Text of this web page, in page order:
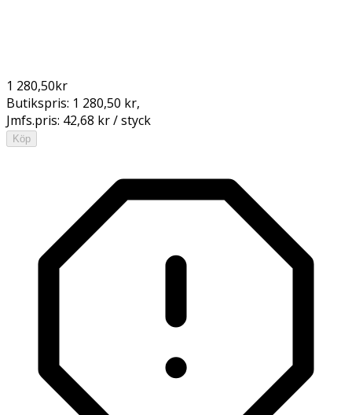
1 280,50kr
Butikspris: 1 280,50 kr,
Jmfs.pris: 42,68 kr / styck
Köp